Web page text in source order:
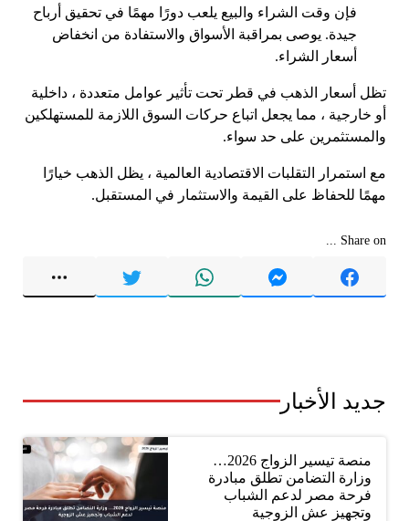
فإن وقت الشراء والبيع يلعب دورًا مهمًا في تحقيق أرباح
جيدة. يوصى بمراقبة الأسواق والاستفادة من انخفاض
أسعار الشراء.
تظل أسعار الذهب في قطر تحت تأثير عوامل متعددة ، داخلية
أو خارجية ، مما يجعل اتباع حركات السوق اللازمة للمستهلكين
والمستثمرين على حد سواء.
مع استمرار التقلبات الاقتصادية العالمية ، يظل الذهب خيارًا
مهمًا للحفاظ على القيمة والاستثمار في المستقبل.
Share on ...
جديد الأخبار
منصة تيسير الزواج 2026…
وزارة التضامن تطلق مبادرة
فرحة مصر لدعم الشباب
وتجهيز عش الزوجية